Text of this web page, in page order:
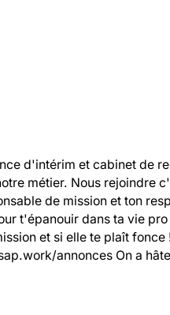
d'intérim et cabinet de
métier. Nous rejoindre
de mission et ton
t'épanouir dans ta vie
et si elle te plaît
annonces On a